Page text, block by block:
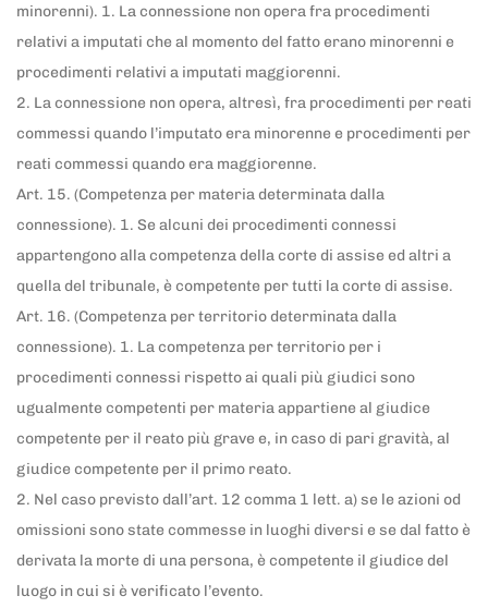
minorenni). 1. La connessione non opera fra procedimenti
relativi a imputati che al momento del fatto erano minorenni e
procedimenti relativi a imputati maggiorenni.
2. La connessione non opera, altresì, fra procedimenti per reati
commessi quando l’imputato era minorenne e procedimenti per
reati commessi quando era maggiorenne.
Art. 15. (Competenza per materia determinata dalla
connessione). 1. Se alcuni dei procedimenti connessi
appartengono alla competenza della corte di assise ed altri a
quella del tribunale, è competente per tutti la corte di assise.
Art. 16. (Competenza per territorio determinata dalla
connessione). 1. La competenza per territorio per i
procedimenti connessi rispetto ai quali più giudici sono
ugualmente competenti per materia appartiene al giudice
competente per il reato più grave e, in caso di pari gravità, al
giudice competente per il primo reato.
2. Nel caso previsto dall’art. 12 comma 1 lett. a) se le azioni od
omissioni sono state commesse in luoghi diversi e se dal fatto è
derivata la morte di una persona, è competente il giudice del
luogo in cui si è verificato l’evento.